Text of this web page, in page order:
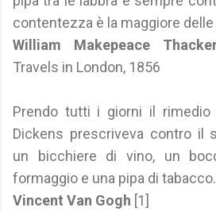
contentezza è la maggiore
William Makepeace
Travels in London, 1856
Prendo tutti i giorni il rimedio
Dickens prescriveva contro il
un bicchiere di vino, un
formaggio e una pipa di tabacco.
Vincent Van Gogh [1]